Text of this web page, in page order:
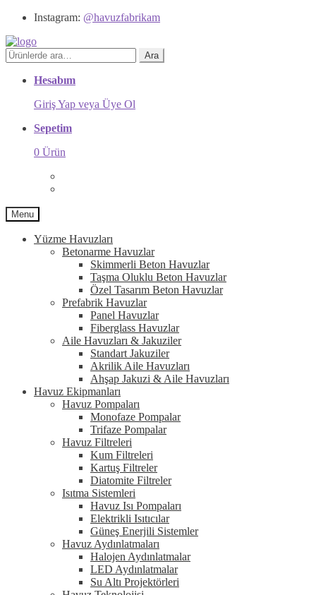
Instagram: @havuzfabrikam
Ara: Ara
Hesabım
Giriş Yap veya Üye Ol
Sepetim
0 Ürün
Menu
Yüzme Havuzları
Betonarme Havuzlar
Skimmerli Beton Havuzlar
Taşma Oluklu Beton Havuzlar
Özel Tasarım Beton Havuzlar
Prefabrik Havuzlar
Panel Havuzlar
Fiberglass Havuzlar
Aile Havuzları & Jakuziler
Standart Jakuziler
Akrilik Aile Havuzları
Ahşap Jakuzi & Aile Havuzları
Havuz Ekipmanları
Havuz Pompaları
Monofaze Pompalar
Trifaze Pompalar
Havuz Filtreleri
Kum Filtreleri
Kartuş Filtreler
Diatomite Filtreler
Isıtma Sistemleri
Havuz Isı Pompaları
Elektrikli Isıtıcılar
Güneş Enerjili Sistemler
Havuz Aydınlatmaları
Halojen Aydınlatmalar
LED Aydınlatmalar
Su Altı Projektörleri